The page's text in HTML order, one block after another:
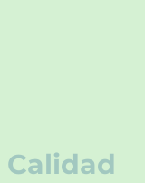
Calidad